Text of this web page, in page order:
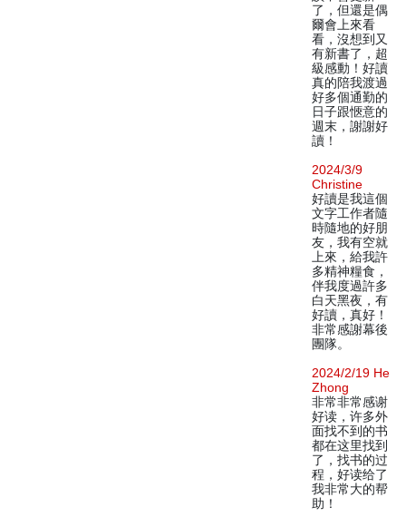
了，但還是偶
爾會上來看
看，沒想到又
有新書了，超
級感動！好讀
真的陪我渡過
好多個通勤的
日子跟愜意的
週末，謝謝好
讀！
2024/3/9
Christine
好讀是我這個
文字工作者隨
時隨地的好朋
友，我有空就
上來，給我許
多精神糧食，
伴我度過許多
白天黑夜，有
好讀，真好！
非常感謝幕後
團隊。
2024/2/19 He
Zhong
非常非常感谢
好读，许多外
面找不到的书
都在这里找到
了，找书的过
程，好读给了
我非常大的帮
助！